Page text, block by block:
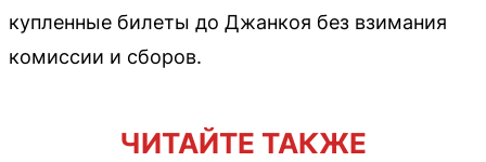
купленные билеты до Джанкоя без взимания
комиссии и сборов.
ЧИТАЙТЕ ТАКЖЕ